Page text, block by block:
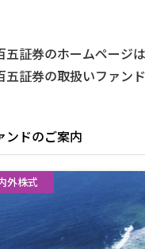
五証券のホームページは
五証券の取扱いファン
ンドのご案内
外株式